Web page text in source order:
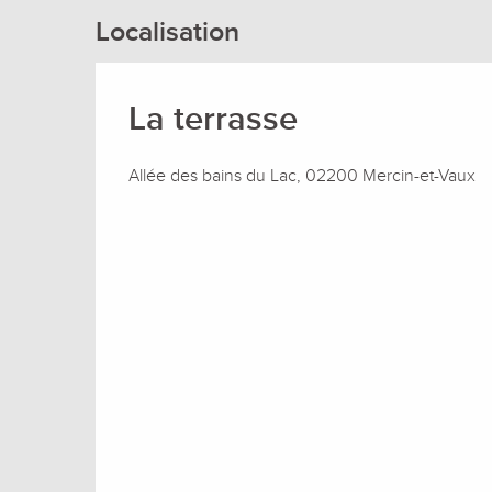
Localisation
La terrasse
Allée des bains du Lac, 02200 Mercin-et-Vaux